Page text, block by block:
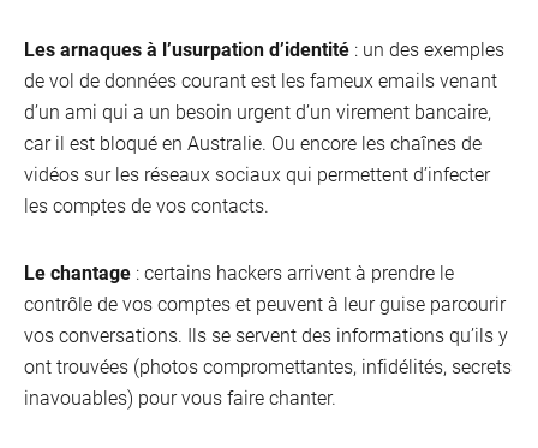
Les arnaques à l’usurpation d’identité : un des exemples
de vol de données courant est les fameux emails venant
d’un ami qui a un besoin urgent d’un virement bancaire,
car il est bloqué en Australie. Ou encore les chaînes de
vidéos sur les réseaux sociaux qui permettent d’infecter
les comptes de vos contacts.
Le chantage : certains hackers arrivent à prendre le
contrôle de vos comptes et peuvent à leur guise parcourir
vos conversations. Ils se servent des informations qu’ils y
ont trouvées (photos compromettantes, infidélités, secrets
inavouables) pour vous faire chanter.